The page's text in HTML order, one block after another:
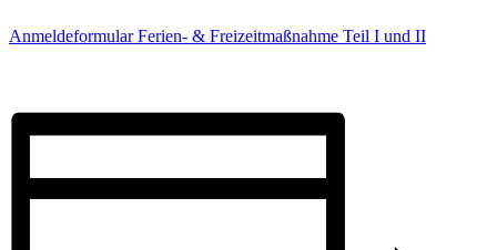
Anmeldeformular Ferien- & Freizeitmaßnahme Teil I und II